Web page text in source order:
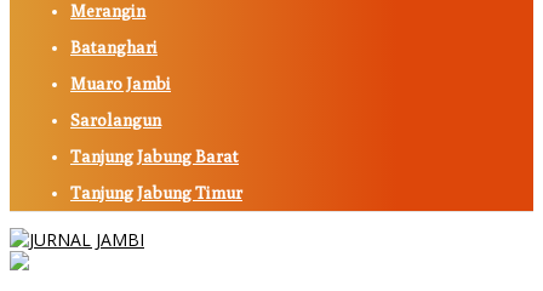
Merangin
Batanghari
Muaro Jambi
Sarolangun
Tanjung Jabung Barat
Tanjung Jabung Timur